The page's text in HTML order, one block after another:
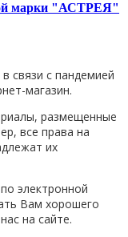
марки "АСТРЕЯ"
связи с пандемией
магазин.
размещенные
все права на
их
электронной
Вам хорошего
на сайте.